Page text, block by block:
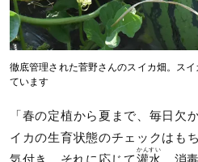
徹底管理された菅野さんのスイカ畑。ス
ています
「春の定植から夏まで、毎日欠
イカの生育状態のチェックはも
かんすい